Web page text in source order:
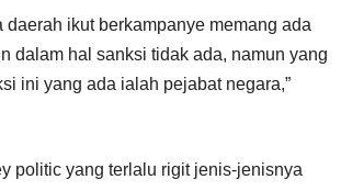
daerah ikut berkampanye memang ada
dalam hal sanksi tidak ada, namun yang
ini yang ada ialah pejabat negara,”
politic yang terlalu rigit jenis-jenisnya